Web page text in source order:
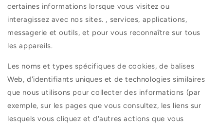
certaines informations lorsque vous visitez ou
interagissez avec nos sites. , services, applications,
messagerie et outils, et pour vous reconnaître sur tous
les appareils.
Les noms et types spécifiques de cookies, de balises
Web, d'identifiants uniques et de technologies similaires
que nous utilisons pour collecter des informations (par
exemple, sur les pages que vous consultez, les liens sur
lesquels vous cliquez et d'autres actions que vous